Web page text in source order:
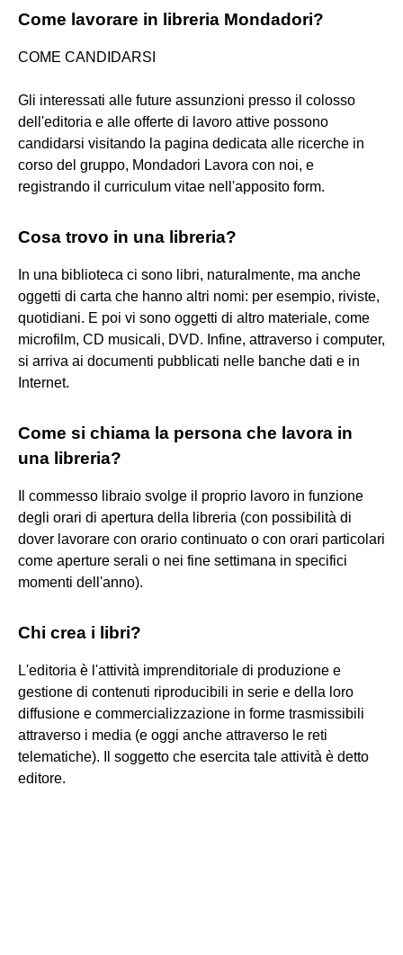
Come lavorare in libreria Mondadori?
COME CANDIDARSI
Gli interessati alle future assunzioni presso il colosso
dell'editoria e alle offerte di lavoro attive possono
candidarsi visitando la pagina dedicata alle ricerche in
corso del gruppo, Mondadori Lavora con noi, e
registrando il curriculum vitae nell'apposito form.
Cosa trovo in una libreria?
In una biblioteca ci sono libri, naturalmente, ma anche
oggetti di carta che hanno altri nomi: per esempio, riviste,
quotidiani. E poi vi sono oggetti di altro materiale, come
microfilm, CD musicali, DVD. Infine, attraverso i computer,
si arriva ai documenti pubblicati nelle banche dati e in
Internet.
Come si chiama la persona che lavora in
una libreria?
Il commesso libraio svolge il proprio lavoro in funzione
degli orari di apertura della libreria (con possibilità di
dover lavorare con orario continuato o con orari particolari
come aperture serali o nei fine settimana in specifici
momenti dell'anno).
Chi crea i libri?
L'editoria è l'attività imprenditoriale di produzione e
gestione di contenuti riproducibili in serie e della loro
diffusione e commercializzazione in forme trasmissibili
attraverso i media (e oggi anche attraverso le reti
telematiche). Il soggetto che esercita tale attività è detto
editore.